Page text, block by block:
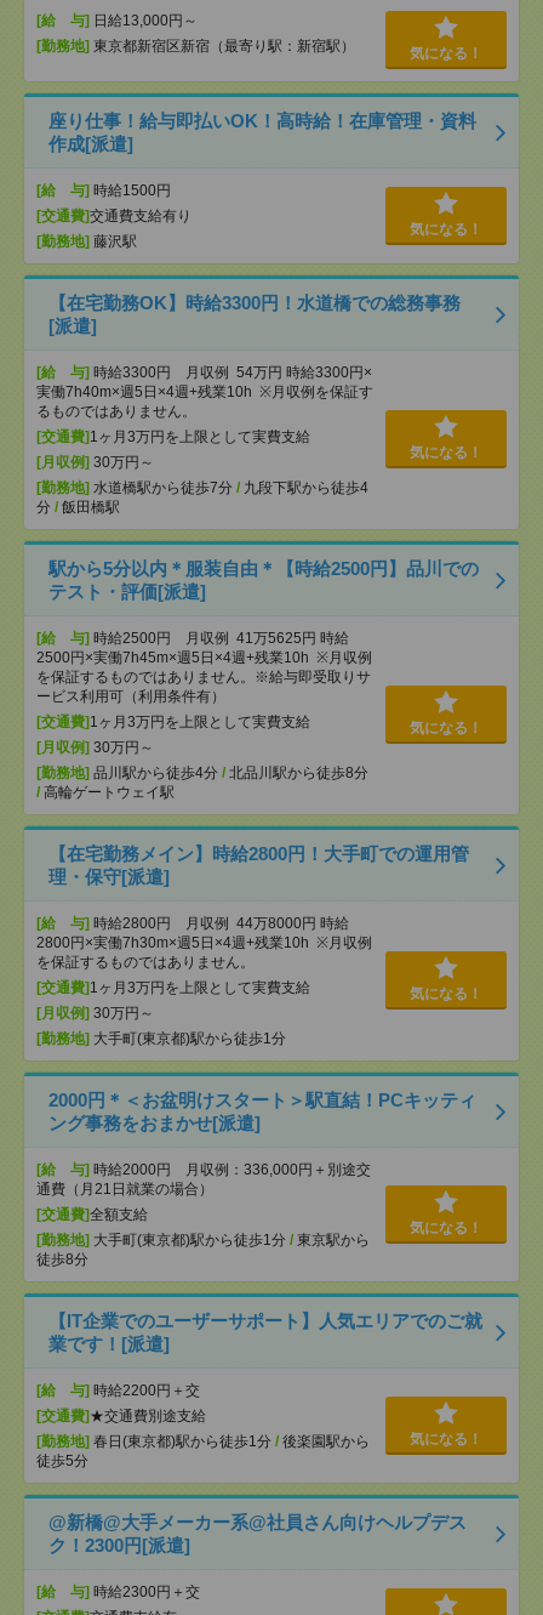
[給 与] 日給13,000円～
[勤務地] 東京都新宿区新宿（最寄り駅：新宿駅） 気になる！
座り仕事！給与即払いOK！高時給！在庫管理・資料
作成[派遣]
[給 与] 時給1500円
[交通費]交通費支給有り
[勤務地] 藤沢駅
気になる！
【在宅勤務OK】時給3300円！水道橋での総務事務
[派遣]
[給 与] 時給3300円 月収例 54万円 時給3300円×
実働7h40m×週5日×4週+残業10h ※月収例を保証す
るものではありません。
[交通費] 1ヶ月3万円を上限として実費支給
[月収例] 30万円～
[勤務地] 水道橋駅から徒歩7分 / 九段下駅から徒歩4
分 / 飯田橋駅
気になる！
駅から5分以内＊服装自由＊【時給2500円】品川での
テスト・評価[派遣]
[給 与] 時給2500円 月収例 41万5625円 時給
2500円×実働7h45m×週5日×4週+残業10h ※月収例
を保証するものではありません。※給与即受取りサ
ービス利用可（利用条件有）
[交通費] 1ヶ月3万円を上限として実費支給
[月収例] 30万円～
[勤務地] 品川駅から徒歩4分 / 北品川駅から徒歩8分
/ 高輪ゲートウェイ駅
気になる！
【在宅勤務メイン】時給2800円！大手町での運用管
理・保守[派遣]
[給 与] 時給2800円 月収例 44万8000円 時給
2800円×実働7h30m×週5日×4週+残業10h ※月収例
を保証するものではありません。
[交通費] 1ヶ月3万円を上限として実費支給
[月収例] 30万円～
[勤務地] 大手町(東京都)駅から徒歩1分
気になる！
2000円＊＜お盆明けスタート＞駅直結！PCキッティ
ング事務をおまかせ[派遣]
[給 与] 時給2000円 月収例：336,000円＋別途交
通費（月21日就業の場合）
[交通費]全額支給
[勤務地] 大手町(東京都)駅から徒歩1分 / 東京駅から
徒歩8分
気になる！
【IT企業でのユーザーサポート】人気エリアでのご就
業です！[派遣]
[給 与] 時給2200円＋交
[交通費] ★交通費別途支給
[勤務地] 春日(東京都)駅から徒歩1分 / 後楽園駅から
徒歩5分
気になる！
@新橋@大手メーカー系@社員さん向けヘルプデス
ク！2300円[派遣]
[給 与] 時給2300円＋交